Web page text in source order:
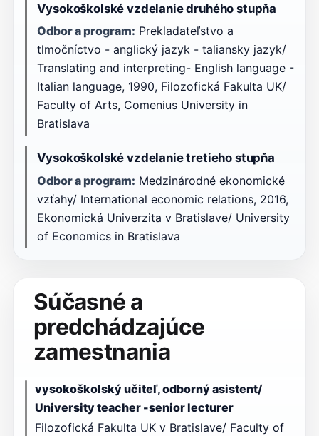
Vysokoškolské vzdelanie druhého stupňa
Odbor a program: Prekladateľstvo a
tlmočníctvo - anglický jazyk - taliansky jazyk/
Translating and interpreting- English language -
Italian language, 1990, Filozofická Fakulta UK/
Faculty of Arts, Comenius University in
Bratislava
Vysokoškolské vzdelanie tretieho stupňa
Odbor a program: Medzinárodné ekonomické
vzťahy/ International economic relations, 2016,
Ekonomická Univerzita v Bratislave/ University
of Economics in Bratislava
Súčasné a
predchádzajúce
zamestnania
vysokoškolský učiteľ, odborný asistent/
University teacher -senior lecturer
Filozofická Fakulta UK v Bratislave/ Faculty of